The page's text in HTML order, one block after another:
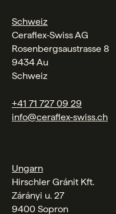
Schweiz
Ceraflex‑Swiss AG
Rosenbergsaustrasse 8
9434 Au
Schweiz
+41 71 727 09 29
info@ceraflex-swiss.ch
Ungarn
Hirschler Gránit Kft.
Zárányi u. 27
9400 Sopron